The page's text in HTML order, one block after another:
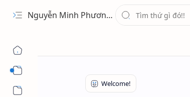
Nguyễn Minh Phương - Blog Chia sẻ Kiến thức Chứng khoán & Tài liệu Toán học